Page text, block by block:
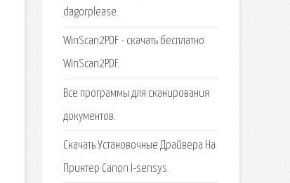
dagorplease.
WinScan2PDF - скачать бесплатно
WinScan2PDF.
Все программы для сканирования
документов.
Скачать Установочные Драйвера На
Принтер Canon I-sensys.